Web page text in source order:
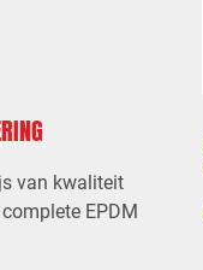
van kwaliteit
EPDM